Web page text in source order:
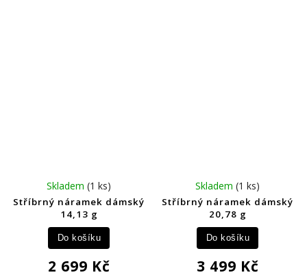
Stříbrný náramek dámský
14,13 g
Skladem(1 ks)
2 699 Kč
Do košíku
Stříbrný náramek dámský
20,78 g
Skladem(1 ks)
3 499 Kč
Do košíku